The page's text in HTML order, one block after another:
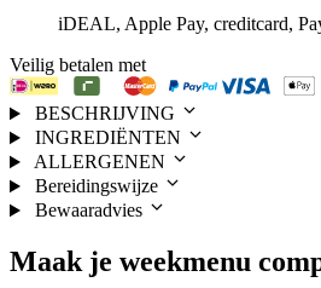
iDEAL, Apple Pay, creditcard,
Veilig betalen met
BESCHRIJVING
INGREDIËNTEN
ALLERGENEN
Bereidingswijze
Bewaaradvies
Maak je weekmenu